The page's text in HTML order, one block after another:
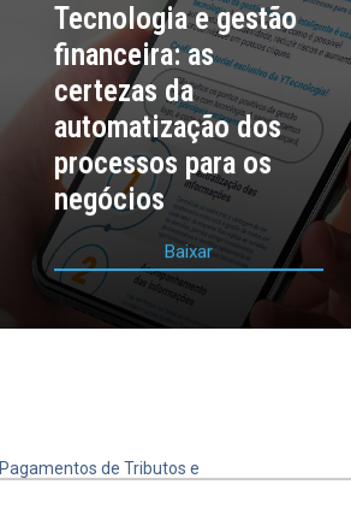
Tecnologia e gestão
financeira: as
certezas da
automatização dos
processos para os
negócios
Baixar
Pagamentos de Tributos e